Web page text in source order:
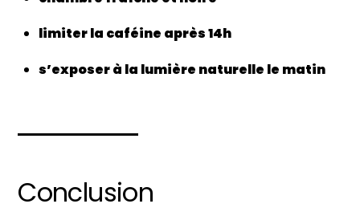
limiter la caféine après 14h
s’exposer à la lumière naturelle le matin
Conclusion